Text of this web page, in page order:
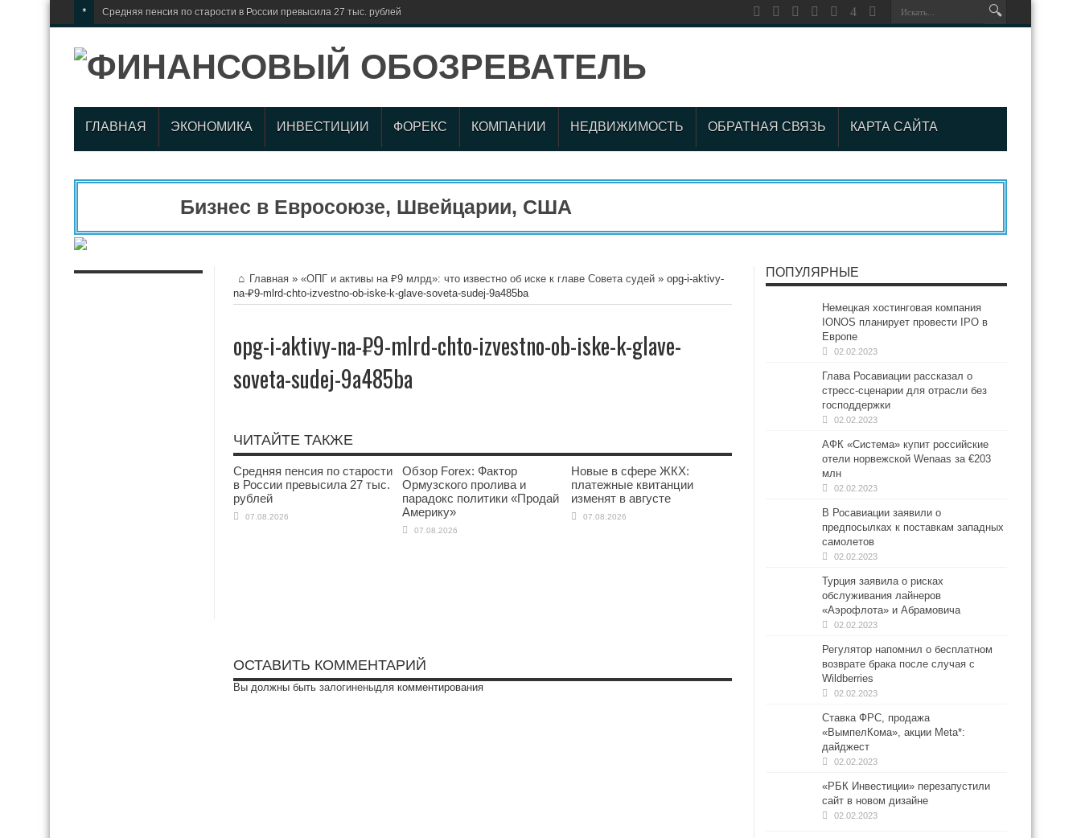
* Средняя пенсия по старости в России превысила 27 тыс. рублей
ГЛАВНАЯ ЭКОНОМИКА ИНВЕСТИЦИИ ФОРЕКС КОМПАНИИ НЕДВИЖИМОСТЬ ОБРАТНАЯ СВЯЗЬ КАРТА САЙТА
Бизнес в Евросоюзе, Швейцарии, США
Главная » «ОПГ и активы на ₽9 млрд»: что известно об иске к главе Совета судей » opg-i-aktivy-
na-₽9-mlrd-chto-izvestno-ob-iske-k-glave-soveta-sudej-9a485ba
opg-i-aktivy-na-₽9-mlrd-chto-izvestno-ob-iske-k-glave-
soveta-sudej-9a485ba
ЧИТАЙТЕ ТАКЖЕ
Средняя пенсия по старости
в России превысила 27 тыс.
рублей
07.08.2026
Обзор Forex: Фактор
Ормузского пролива и
парадокс политики «Продай
Америку»
07.08.2026
Новые в сфере ЖКХ:
платежные квитанции
изменят в августе
07.08.2026
ОСТАВИТЬ КОММЕНТАРИЙ
Вы должны быть залогиненыдля комментирования
ПОПУЛЯРНЫЕ
Немецкая хостинговая компания
IONOS планирует провести IPO в
Европе
02.02.2023
Глава Росавиации рассказал о
стресс-сценарии для отрасли без
господдержки
02.02.2023
АФК «Система» купит российские
отели норвежской Wenaas за €203
млн
02.02.2023
В Росавиации заявили о
предпосылках к поставкам западных
самолетов
02.02.2023
Турция заявила о рисках
обслуживания лайнеров
«Аэрофлота» и Абрамовича
02.02.2023
Регулятор напомнил о бесплатном
возврате брака после случая с
Wildberries
02.02.2023
Ставка ФРС, продажа
«ВымпелКома», акции Meta*:
дайджест
02.02.2023
«РБК Инвестиции» перезапустили
сайт в новом дизайне
02.02.2023